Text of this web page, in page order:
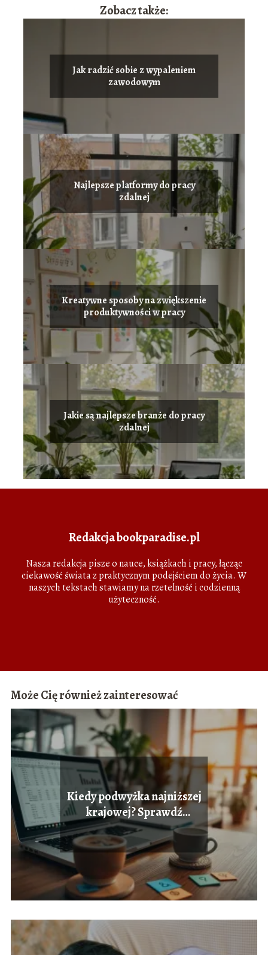
Zobacz także:
Jak radzić sobie z wypaleniem
zawodowym
Najlepsze platformy do pracy
zdalnej
Kreatywne sposoby na zwiększenie
produktywności w pracy
Jakie są najlepsze branże do pracy
zdalnej
Redakcja bookparadise.pl
Nasza redakcja pisze o nauce, książkach i pracy, łącząc
ciekawość świata z praktycznym podejściem do życia. W
naszych tekstach stawiamy na rzetelność i codzienną
użyteczność.
Może Cię również zainteresować
Kiedy podwyżka najniższej
krajowej? Sprawdź
najnowsze informacje